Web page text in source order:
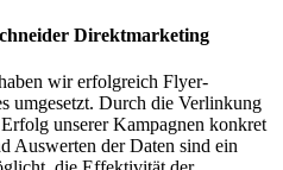
Direktmarketing
wir erfolgreich Flyer-
umgesetzt. Durch die Verlinkung
unserer Kampagnen konkret
Auswerten der Daten sind ein